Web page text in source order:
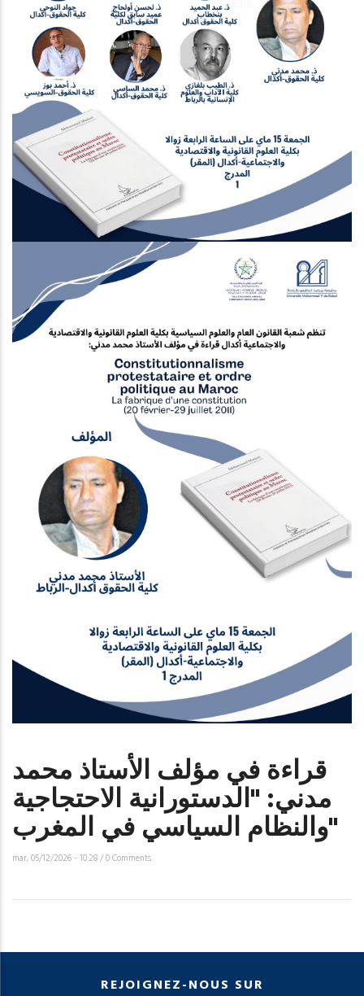
قراءة في مؤلف الأستاذ محمد
مدني: "الدستورانية الاحتجاجية
والنظام السياسي في المغرب"
mar, 05/12/2026 - 10:28/0 Comments
REJOIGNEZ-NOUS SUR